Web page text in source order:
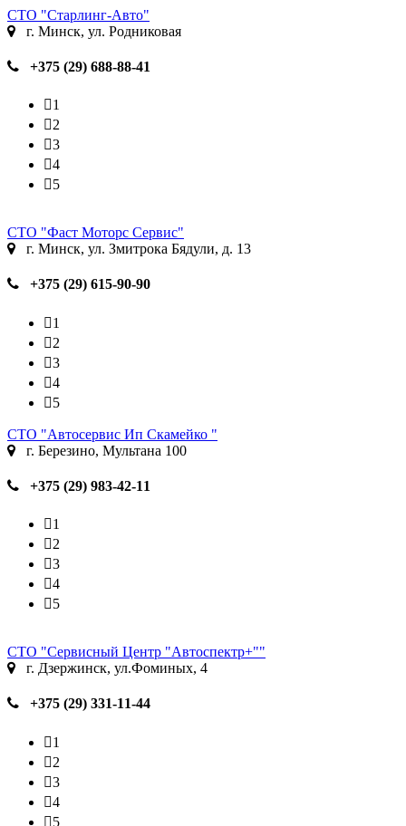
СТО "Старлинг-Авто"
г. Минск, ул. Родниковая
+375 (29) 688-88-41
1
2
3
4
5
СТО "Фаст Моторс Сервис"
г. Минск, ул. Змитрока Бядули, д. 13
+375 (29) 615-90-90
1
2
3
4
5
СТО "Автосервис Ип Скамейко "
г. Березино, Мультана 100
+375 (29) 983-42-11
1
2
3
4
5
СТО "Сервисный Центр "Автоспектр+""
г. Дзержинск, ул.Фоминых, 4
+375 (29) 331-11-44
1
2
3
4
5